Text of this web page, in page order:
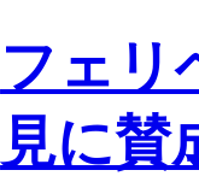
フェリ
見に賛